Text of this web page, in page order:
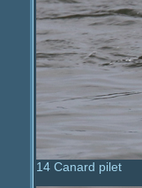
14 Canard pilet